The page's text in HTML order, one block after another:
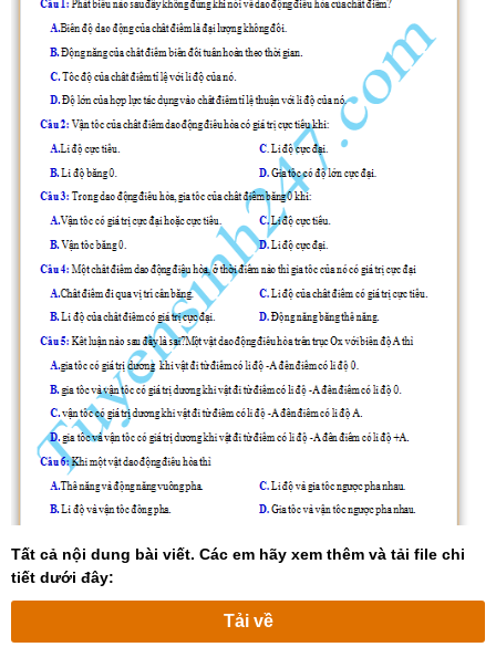
Tất cả nội dung bài viết. Các em hãy xem thêm và tải file chi
tiết dưới đây:
Tải về